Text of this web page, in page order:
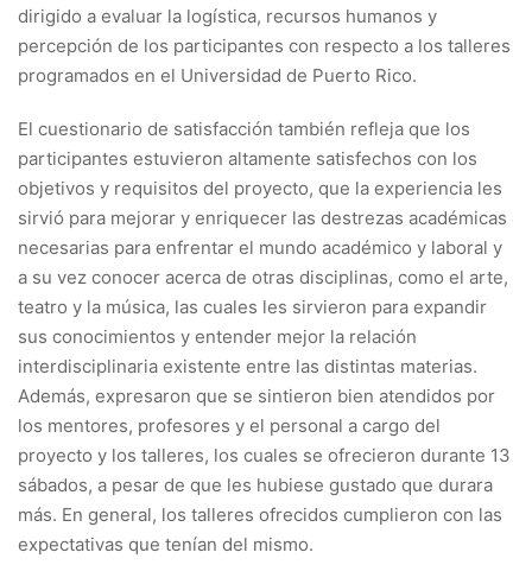
dirigido a evaluar la logística, recursos humanos y
percepción de los participantes con respecto a los talleres
programados en el Universidad de Puerto Rico.
El cuestionario de satisfacción también refleja que los
participantes estuvieron altamente satisfechos con los
objetivos y requisitos del proyecto, que la experiencia les
sirvió para mejorar y enriquecer las destrezas académicas
necesarias para enfrentar el mundo académico y laboral y
a su vez conocer acerca de otras disciplinas, como el arte,
teatro y la música, las cuales les sirvieron para expandir
sus conocimientos y entender mejor la relación
interdisciplinaria existente entre las distintas materias.
Además, expresaron que se sintieron bien atendidos por
los mentores, profesores y el personal a cargo del
proyecto y los talleres, los cuales se ofrecieron durante 13
sábados, a pesar de que les hubiese gustado que durara
más. En general, los talleres ofrecidos cumplieron con las
expectativas que tenían del mismo.